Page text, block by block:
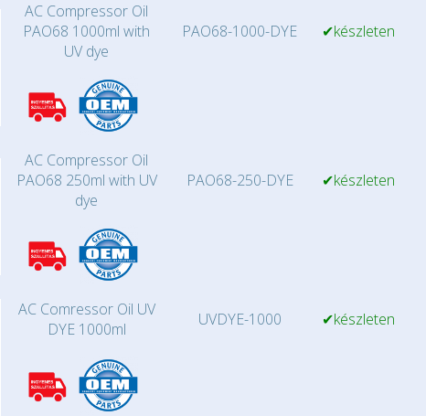
AC Compressor Oil
PAO68 1000ml with
UV dye
PAO68-1000-DYE ✔készleten
AC Compressor Oil
PAO68 250ml with UV
dye
PAO68-250-DYE ✔készleten
AC Comressor Oil UV
DYE 1000ml
UVDYE-1000 ✔készleten